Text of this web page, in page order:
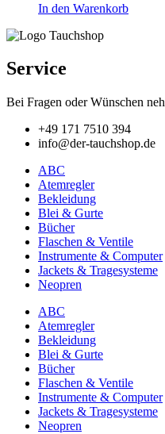
In den Warenkorb
Service
Bei Fragen oder Wünschen
+49 171 7510 394
info@der-tauchshop.de
ABC
Atemregler
Bekleidung
Blei & Gurte
Bücher
Flaschen & Ventile
Instrumente & Computer
Jackets & Tragesysteme
Neopren
ABC
Atemregler
Bekleidung
Blei & Gurte
Bücher
Flaschen & Ventile
Instrumente & Computer
Jackets & Tragesysteme
Neopren